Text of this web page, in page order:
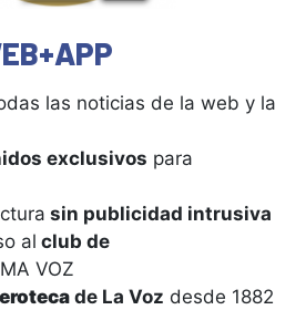
las noticias de la web y la
exclusivos para
sin publicidad intrusiva
al club de
VOZ
de La Voz desde 1882